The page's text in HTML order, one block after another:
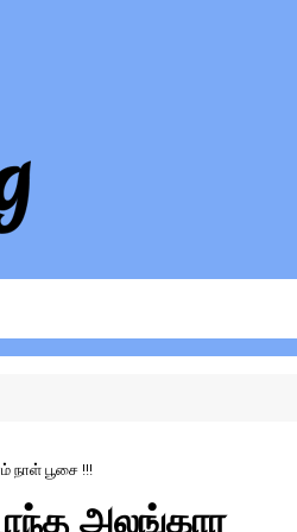
நாள் பூசை !!!
அலங்கார